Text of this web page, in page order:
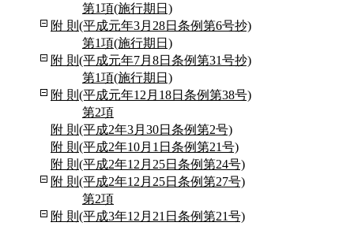
第1項(施行期日)
附 則(平成元年3月28日条例第6号抄)
第1項(施行期日)
附 則(平成元年7月8日条例第31号抄)
第1項(施行期日)
附 則(平成元年12月18日条例第38号)
第2項
附 則(平成2年3月30日条例第2号)
附 則(平成2年10月1日条例第21号)
附 則(平成2年12月25日条例第24号)
附 則(平成2年12月25日条例第27号)
第2項
附 則(平成3年12月21日条例第21号)